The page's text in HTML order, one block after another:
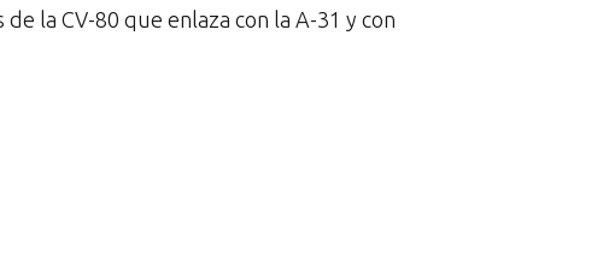
la CV-80 que enlaza con la A-31 y con